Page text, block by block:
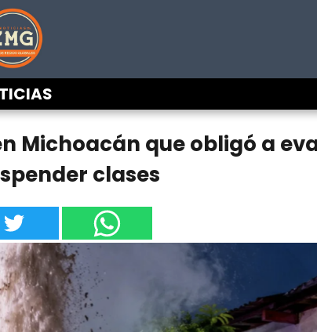
Michoacán que obligó a
clases